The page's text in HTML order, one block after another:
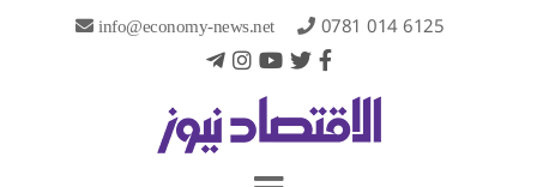
info@economy-news.net 0781 014 6125